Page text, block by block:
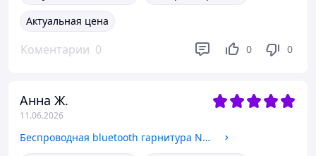
Актуальная цена
Коментарии 0 0 0
Анна Ж.
11.06.2026
Беспроводная bluetooth гарнитура New Bee LC-B45 для разговоров с шумопоглощением и чехлом White DSP5.0